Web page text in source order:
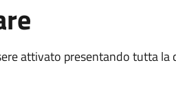
attivato presentando tutta